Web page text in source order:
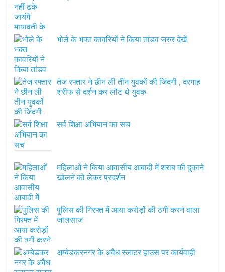
भोले के भक्त कावरियों ने किया तांडव जरुर देखें
तेज रफ्तार ने छीन ली तीन युवकों की जिंदगी , दरगाह
शरीफ से दर्शन कर लौट थे युवक
सर्व शिक्षा अभियान का सच
महिलाओं ने किया आवासीय आबादी में शराब की दुकाने
खोलने को लेकर प्रदर्शन
पुलिस की गिरफ्त में आया करोड़ों की ठगी करने वाला
जालसाज
अम्बेडकरनगर के अवैध स्लाटर हाउस पर कार्यवाही